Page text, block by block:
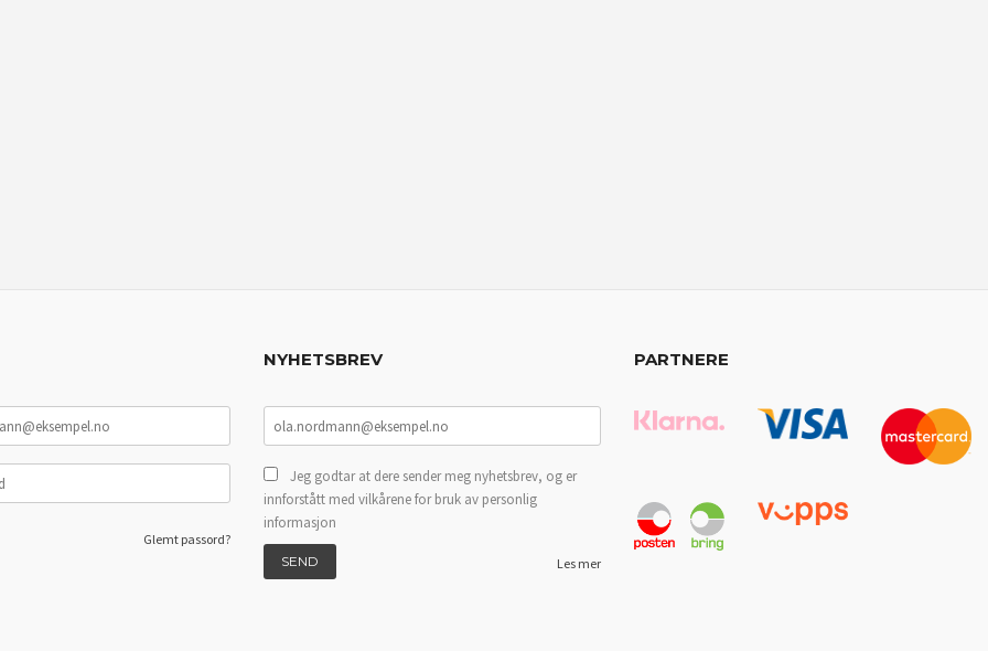
Glemt passord?
NYHETSBREV
Jeg godtar at dere sender meg nyhetsbrev, og er
innforstått med vilkårene for bruk av personlig
informasjon
Les mer
PARTNERE